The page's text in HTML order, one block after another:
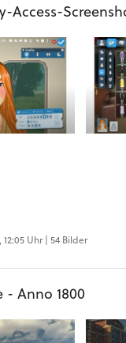
Access-
Uhr | 54 Bilder
- Anno 1800